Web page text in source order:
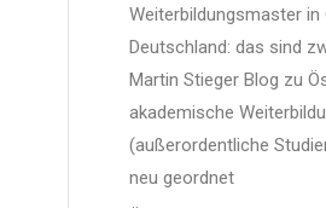
Weiterbildungsmaster in
Deutschland: das sind
Martin Stieger Blog zu
akademische
(außerordentliche
neu geordnet